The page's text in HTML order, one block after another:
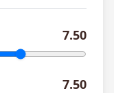
7.50
7.50